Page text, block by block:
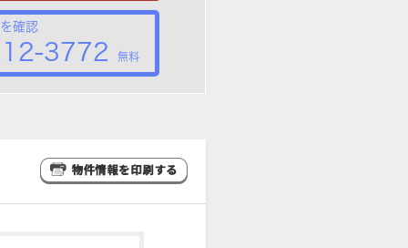
確認
3772 無料